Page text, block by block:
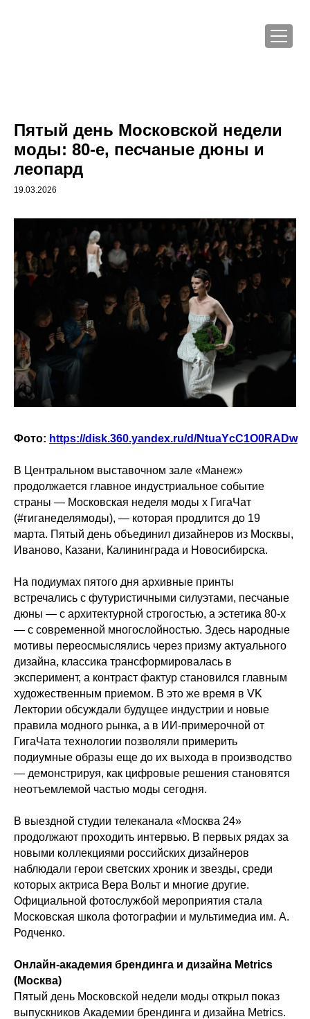
Пятый день Московской недели
моды: 80-е, песчаные дюны и
леопард
19.03.2026
Фото: https://disk.360.yandex.ru/d/NtuaYcC1O0RADw
В Центральном выставочном зале «Манеж»
продолжается главное индустриальное событие
страны — Московская неделя моды х ГигаЧат
(#гиганеделямоды), — которая продлится до 19
марта. Пятый день объединил дизайнеров из Москвы,
Иваново, Казани, Калининграда и Новосибирска.
На подиумах пятого дня архивные принты
встречались с футуристичными силуэтами, песчаные
дюны — с архитектурной строгостью, а эстетика 80-х
— с современной многослойностью. Здесь народные
мотивы переосмыслялись через призму актуального
дизайна, классика трансформировалась в
эксперимент, а контраст фактур становился главным
художественным приемом. В это же время в VK
Лектории обсуждали будущее индустрии и новые
правила модного рынка, а в ИИ-примерочной от
ГигаЧата технологии позволяли примерить
подиумные образы еще до их выхода в производство
— демонстрируя, как цифровые решения становятся
неотъемлемой частью моды сегодня.
В выездной студии телеканала «Москва 24»
продолжают проходить интервью. В первых рядах за
новыми коллекциями российских дизайнеров
наблюдали герои светских хроник и звезды, среди
которых актриса Вера Вольт и многие другие.
Официальной фотослужбой мероприятия стала
Московская школа фотографии и мультимедиа им. А.
Родченко.
Онлайн-академия брендинга и дизайна Metrics
(Москва)
Пятый день Московской недели моды открыл показ
выпускников Академии брендинга и дизайна Metrics.